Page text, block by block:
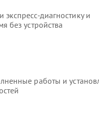
диагностику и
без устройства
работы и